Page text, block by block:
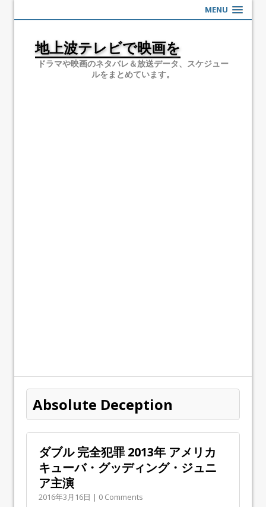
MENU
地上波テレビで映画を
ドラマや映画のネタバレ＆放送データ、スケジュー
ルをまとめています。
Absolute Deception
ダブル 完全犯罪 2013年 アメリカ
キューバ・グッディング・ジュニ
ア主演
2016年3月16日 | 0 Comments